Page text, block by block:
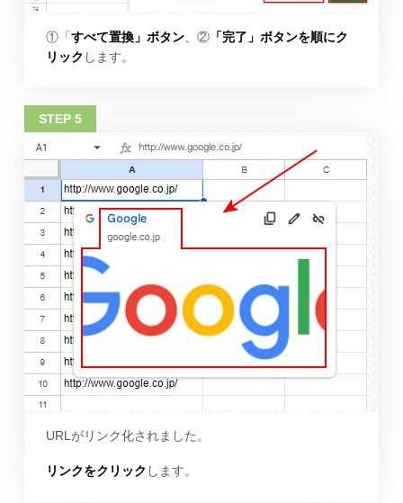
①「 すべて置換」ボタン、②「完了」ボタンを順にク
リック します。
URLがリンク化されました。
リンクをクリック します。